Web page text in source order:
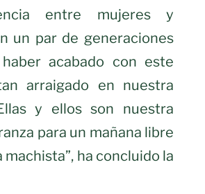
entre mujeres y
un par de generaciones
acabado con este
arraigado en nuestra
y ellos son nuestra
para un mañana libre
machista”, ha concluido la